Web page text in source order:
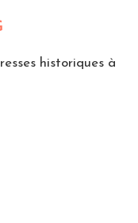
historiques à